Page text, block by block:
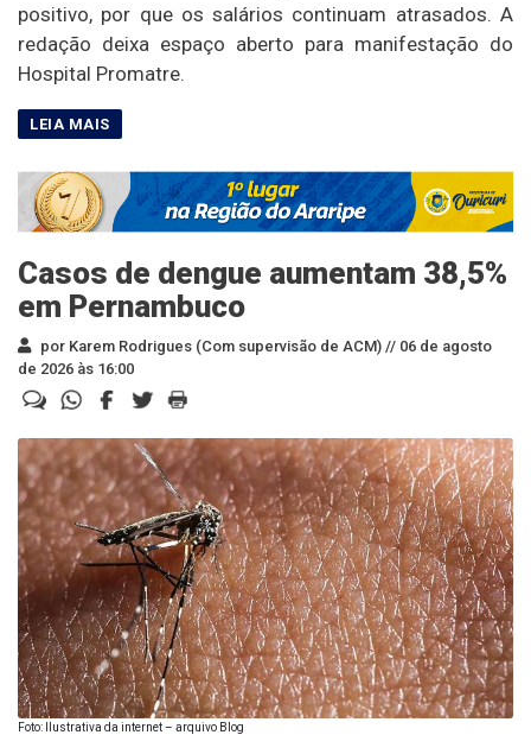
positivo, por que os salários continuam atrasados. A
redação deixa espaço aberto para manifestação do
Hospital Promatre.
Casos de dengue aumentam 38,5%
em Pernambuco
por Karem Rodrigues (Com supervisão de ACM) // 06 de agosto
de 2026 às 16:00
Foto: Ilustrativa da internet – arquivo Blog